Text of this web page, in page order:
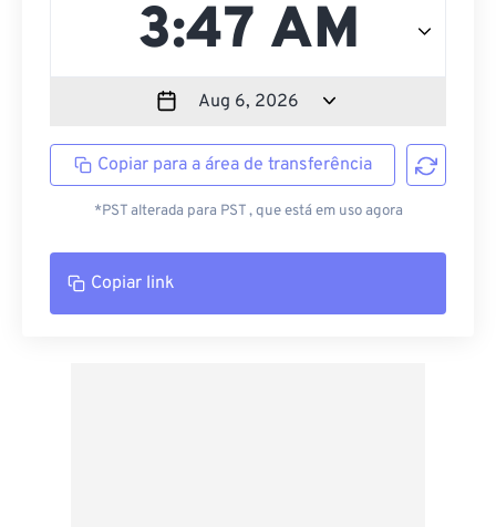
Copiar para a área de transferência
*PST alterada para PST , que está em uso agora
Copiar link